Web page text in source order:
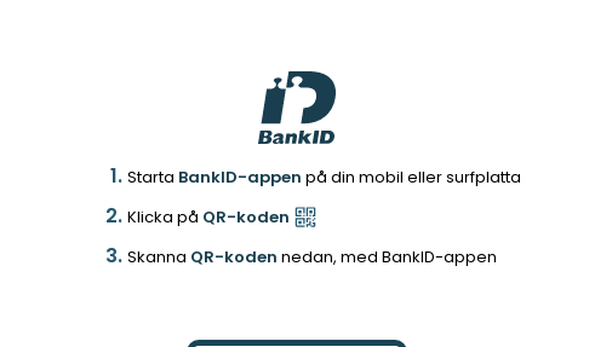
Starta BankID-appen på din mobil eller surfplatta
Klicka på QR-koden
Skanna QR-koden nedan, med BankID-appen